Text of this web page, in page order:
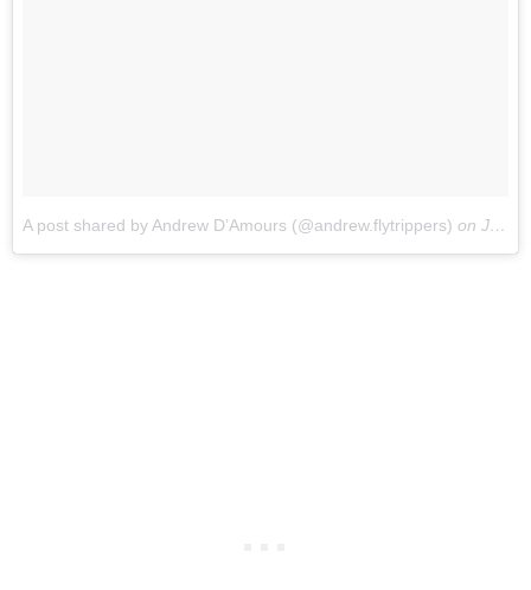
A post shared by Andrew D’Amours (@andrew.flytrippers) on Jan 25, 2018 at 4:24pm PST